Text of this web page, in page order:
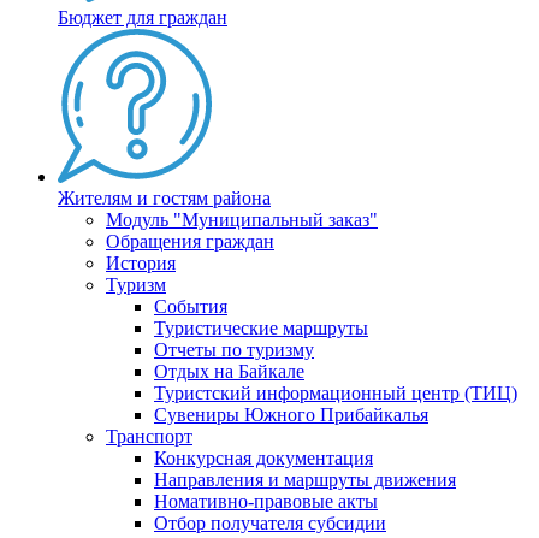
Бюджет для граждан
Жителям и гостям района
Модуль "Муниципальный заказ"
Обращения граждан
История
Туризм
События
Туристические маршруты
Отчеты по туризму
Отдых на Байкале
Туристский информационный центр (ТИЦ)
Сувениры Южного Прибайкалья
Транспорт
Конкурсная документация
Направления и маршруты движения
Номативно-правовые акты
Отбор получателя субсидии